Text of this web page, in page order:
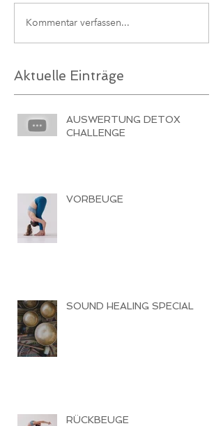
Kommentar verfassen...
Aktuelle Einträge
AUSWERTUNG DETOX
CHALLENGE
VORBEUGE
SOUND HEALING SPECIAL
RÜCKBEUGE